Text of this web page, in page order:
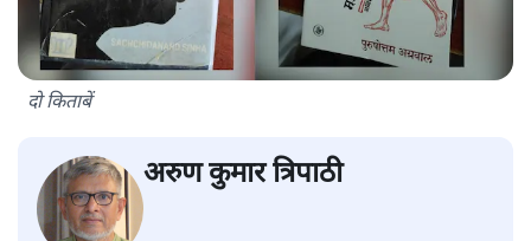
दो किताबें
अरुण कुमार त्रिपाठी